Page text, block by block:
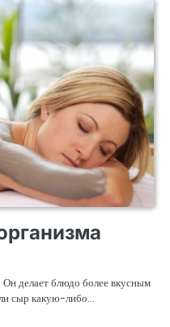
делает блюдо более вкусным
сыр какую-либо…